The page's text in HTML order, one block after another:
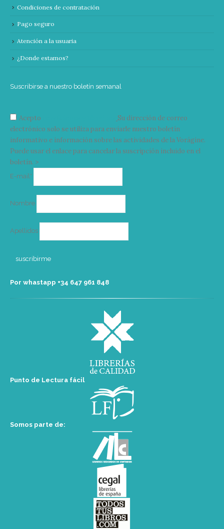
Condiciones de contratación
Pago seguro
Atención a la usuaria
¿Donde estamos?
Suscribirse a nuestro boletín semanal
Acepto
Su dirección de correo
electrónico solo se utiliza para enviarle nuestro boletín
informativo e información sobre las actividades de la Vorágine.
Puede usar el enlace para cancelar la suscripción incluido en el
boletín. >
E-mail*
Nombre
Apellidos
Por whastapp +34 ‭647 961 848‬
Punto de Lectura fácil
Somos parte de: